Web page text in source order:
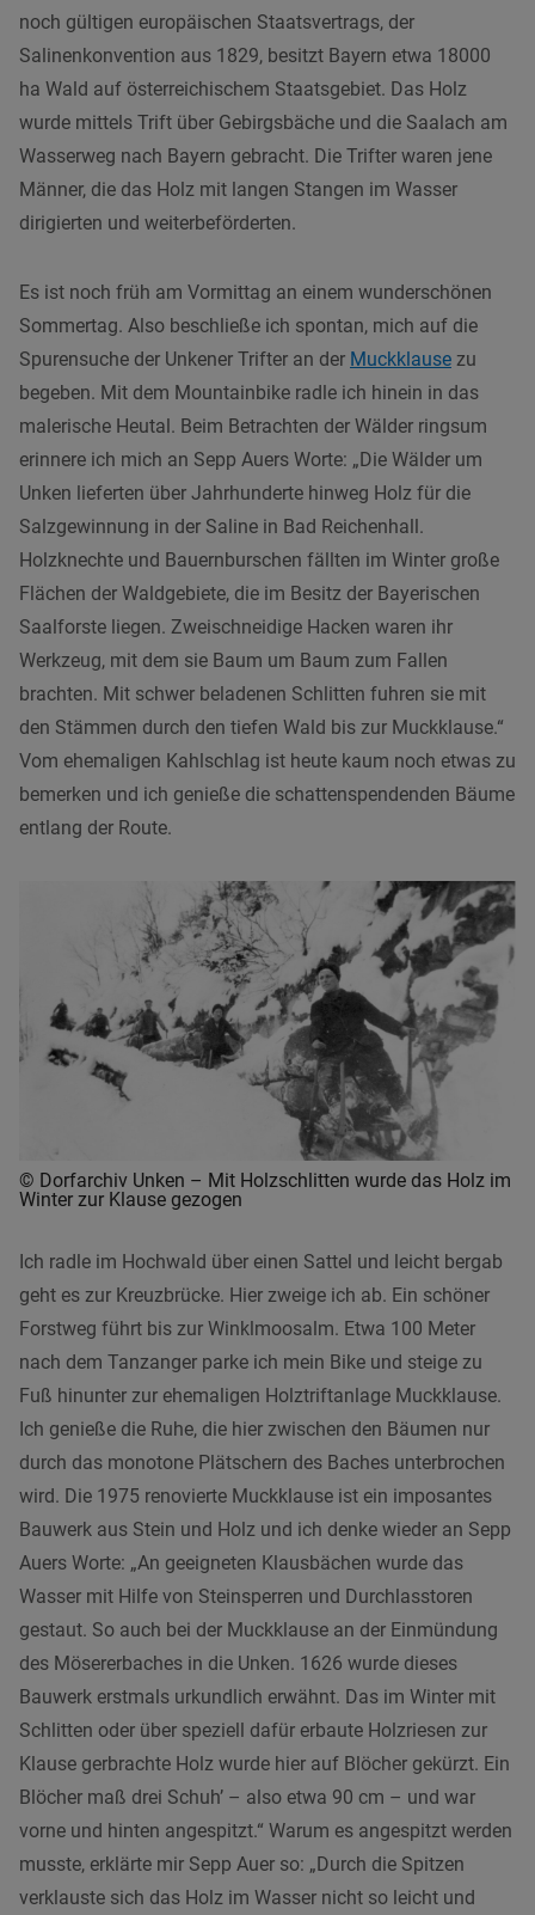
noch gültigen europäischen Staatsvertrags, der
Salinenkonvention aus 1829, besitzt Bayern etwa 18000
ha Wald auf österreichischem Staatsgebiet. Das Holz
wurde mittels Trift über Gebirgsbäche und die Saalach am
Wasserweg nach Bayern gebracht. Die Trifter waren jene
Männer, die das Holz mit langen Stangen im Wasser
dirigierten und weiterbeförderten.
Es ist noch früh am Vormittag an einem wunderschönen
Sommertag. Also beschließe ich spontan, mich auf die
Spurensuche der Unkener Trifter an der Muckklause zu
begeben. Mit dem Mountainbike radle ich hinein in das
malerische Heutal. Beim Betrachten der Wälder ringsum
erinnere ich mich an Sepp Auers Worte: „Die Wälder um
Unken lieferten über Jahrhunderte hinweg Holz für die
Salzgewinnung in der Saline in Bad Reichenhall.
Holzknechte und Bauernburschen fällten im Winter große
Flächen der Waldgebiete, die im Besitz der Bayerischen
Saalforste liegen. Zweischneidige Hacken waren ihr
Werkzeug, mit dem sie Baum um Baum zum Fallen
brachten. Mit schwer beladenen Schlitten fuhren sie mit
den Stämmen durch den tiefen Wald bis zur Muckklause.“
Vom ehemaligen Kahlschlag ist heute kaum noch etwas zu
bemerken und ich genieße die schattenspendenden Bäume
entlang der Route.
© Dorfarchiv Unken – Mit Holzschlitten wurde das Holz im
Winter zur Klause gezogen
Ich radle im Hochwald über einen Sattel und leicht bergab
geht es zur Kreuzbrücke. Hier zweige ich ab. Ein schöner
Forstweg führt bis zur Winklmoosalm. Etwa 100 Meter
nach dem Tanzanger parke ich mein Bike und steige zu
Fuß hinunter zur ehemaligen Holztriftanlage Muckklause.
Ich genieße die Ruhe, die hier zwischen den Bäumen nur
durch das monotone Plätschern des Baches unterbrochen
wird. Die 1975 renovierte Muckklause ist ein imposantes
Bauwerk aus Stein und Holz und ich denke wieder an Sepp
Auers Worte: „An geeigneten Klausbächen wurde das
Wasser mit Hilfe von Steinsperren und Durchlasstoren
gestaut. So auch bei der Muckklause an der Einmündung
des Mösererbaches in die Unken. 1626 wurde dieses
Bauwerk erstmals urkundlich erwähnt. Das im Winter mit
Schlitten oder über speziell dafür erbaute Holzriesen zur
Klause gerbrachte Holz wurde hier auf Blöcher gekürzt. Ein
Blöcher maß drei Schuh’ – also etwa 90 cm – und war
vorne und hinten angespitzt.“ Warum es angespitzt werden
musste, erklärte mir Sepp Auer so: „Durch die Spitzen
verklauste sich das Holz im Wasser nicht so leicht und